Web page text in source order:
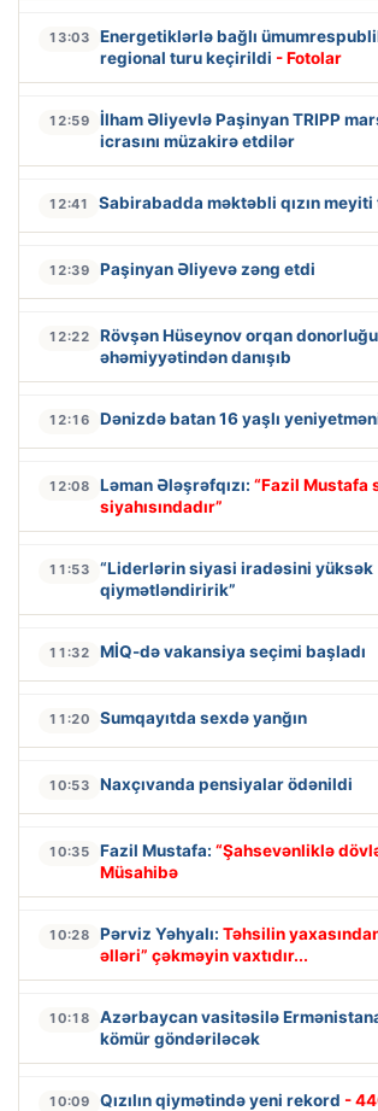
13:03
Energetiklərlə bağlı
regional turu keçirildi - Fotolar
12:59
İlham Əliyevlə Paşinyan TRIPP
icrasını müzakirə etdilər
12:41 Sabirabadda məktəbli qızın meyiti
12:39 Paşinyan Əliyevə zəng etdi
12:22
Rövşən Hüseynov orqan
əhəmiyyətindən danışıb
12:16 Dənizdə batan 16 yaşlı
12:08 Ləman Ələşrəfqızı: “Fazil Mustafa
siyahısındadır”
11:53
“Liderlərin siyasi iradəsini yüksək
qiymətləndiririk”
11:32 MİQ-də vakansiya seçimi başladı
11:20 Sumqayıtda sexdə yanğın
10:53 Naxçıvanda pensiyalar ödənildi
10:35 Fazil Mustafa: “Şahsevənliklə
Müsahibə
10:28 Pərviz Yəhyalı: Təhsilin
əlləri” çəkməyin vaxtıdır...
10:18
Azərbaycan vasitəsilə
kömür göndəriləcək
10:09 Qızılın qiymətində yeni rekord -